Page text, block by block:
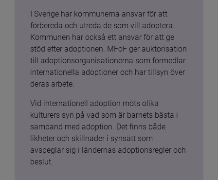
I Sverige har kommunerna ansvar för att
förbereda och utreda de som vill adoptera.
Kommunen har också ett ansvar för att ge
stöd efter adoptionen. MFoF ger auktorisation
till adoptionsorganisationerna som förmedlar
internationella adoptioner och har tillsyn över
deras arbete.
Vid internationell adoption möts olika
kulturers syn på vad som är barnets bästa i
samband med adoption. Det finns både
likheter och skillnader i synsätt som
avspeglar sig i ländernas adoptionsregler och
beslut.